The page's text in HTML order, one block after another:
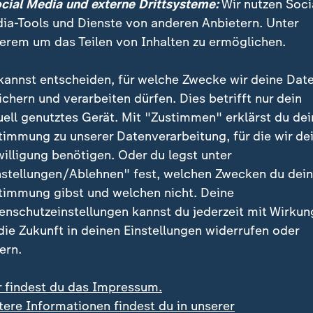
die "Polarstern". Auf das kleine Eiland konnten
war der Seegang zu stürmisch, die Brandung
in der Antarktis liegt, gehört
also das ist jetzt keine
hat einen Namen vorgeschlagen, den
möchte", sagt Haas. Im Antarktisvertrag gebe
Dann werde die Insel in die neuesten
Media und externe Drittsysteme:Wir nutzen
Tools und Dienste von anderen Anbietern. Unter
um das Teilen von Inhalten zu ermöglichen.
entscheiden, für welche Zwecke wir deine
und verarbeiten dürfen. Dies betrifft nur dein
genutztes Gerät. Mit "Zustimmen" erklärst du
zu unserer Datenverarbeitung, für die wir
benötigen. Oder du legst unter
Ablehnen" fest, welchen Zwecken du
gibst und welchen nicht. Deine
kannst du jederzeit mit
Zukunft in deinen Einstellungen widerrufen oder
findest du das Impressum.
Informationen findest du in unserer